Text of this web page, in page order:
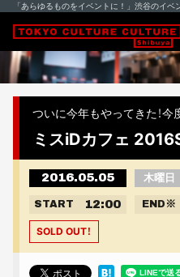
「あらゆるものをイベントに！」渋谷のイ
ついに今年もやってきた！今
ミスiDカフェ
2016.05.05 木曜日
START 12:00 END ※
SOLD OUT！